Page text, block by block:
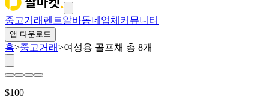
중고거래 렌트알바동네업체 커뮤니티
앱 다운로드
홈>중고거래>여성용 골프채 총 8개
$100